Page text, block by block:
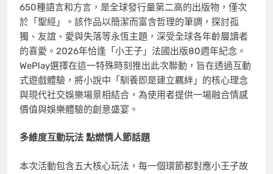
650種語言和方言，是全球發行量第二高的出版物，僅次
於「聖經」。該作品以簡潔而富含哲理的筆調，探討孤
獨、友誼、愛與失落等永恆主題，深受全球各年齡層讀者
的喜愛。2026年恰逢「小王子」法國出版80週年紀念。
WePlay選擇在這一特殊時刻推出此次聯動，旨在透過互動
式遊戲體驗，將小說中「馴養即是建立羈絆」的核心理念
與現代社交娛樂場景相結合，為使用者提供一場融合情感
價值與娛樂體驗的創意盛宴。
多維度互動玩法 點燃情人節話題
本次活動包含五大核心玩法，每一個環節都對應小王子故